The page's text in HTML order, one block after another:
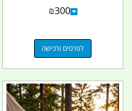
₪300
לפרטים ורכישה